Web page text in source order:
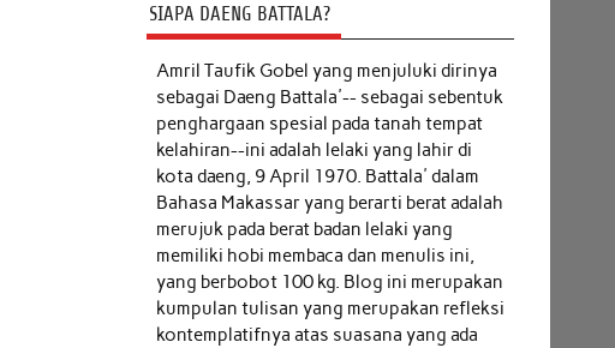
SIAPA DAENG BATTALA?
Amril Taufik Gobel yang menjuluki dirinya
sebagai Daeng Battala'-- sebagai sebentuk
penghargaan spesial pada tanah tempat
kelahiran--ini adalah lelaki yang lahir di
kota daeng, 9 April 1970. Battala' dalam
Bahasa Makassar yang berarti berat adalah
merujuk pada berat badan lelaki yang
memiliki hobi membaca dan menulis ini,
yang berbobot 100 kg. Blog ini merupakan
kumpulan tulisan yang merupakan refleksi
kontemplatifnya atas suasana yang ada